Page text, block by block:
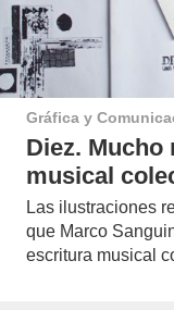
Gráfica y
Diez. Mucho
musical
Las ilustraciones
que Marco
escritura musical